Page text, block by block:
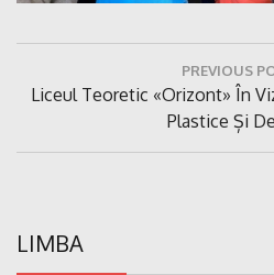
articole
PREVIOUS
Previous
Liceul Teoretic «Orizont» În
Plastice Și
LIMBA